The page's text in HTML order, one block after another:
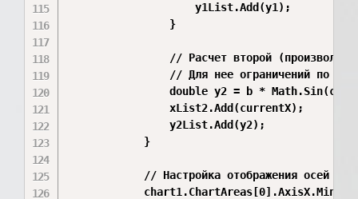
                    y1List.Add(y1);
                }
// Расчет второй
// Для нее ограничений по
double y2 = b *
                xList2.Add(currentX);
                y2List.Add(y2);
            }
            // Настройка отображения осей